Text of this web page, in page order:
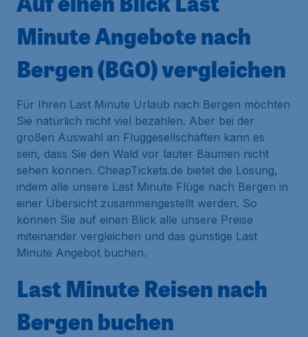
Minute Angebote nach
Bergen (BGO) vergleichen
Für Ihren Last Minute Urlaub nach Bergen möchten
Sie natürlich nicht viel bezahlen. Aber bei der
großen Auswahl an Fluggesellschaften kann es
sein, dass Sie den Wald vor lauter Bäumen nicht
sehen können. CheapTickets.de bietet die Lösung,
indem alle unsere Last Minute Flüge nach Bergen in
einer Übersicht zusammengestellt werden. So
können Sie auf einen Blick alle unsere Preise
miteinander vergleichen und das günstige Last
Minute Angebot buchen.
Last Minute Reisen nach
Bergen buchen